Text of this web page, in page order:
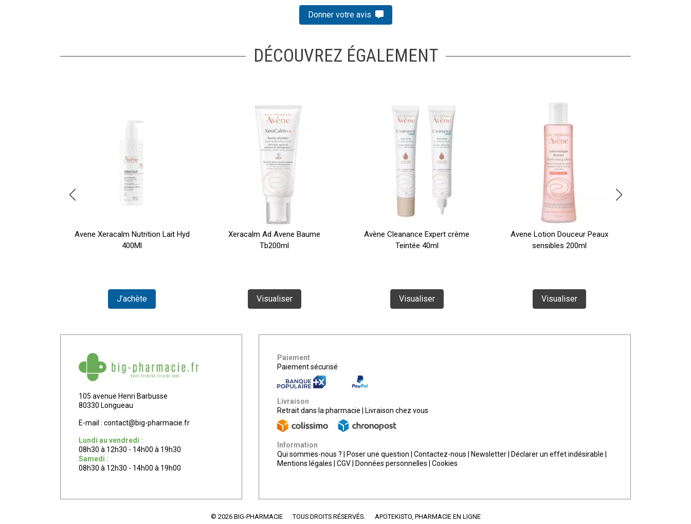
Donner votre avis
DÉCOUVREZ ÉGALEMENT
Avene Xeracalm Nutrition Lait Hyd
400Ml
J’achète
Xeracalm Ad Avene Baume
Tb200ml
Visualiser
Avène Cleanance Expert crème
Teintée 40ml
Visualiser
Avene Lotion Douceur Peaux
sensibles 200ml
Visualiser
105 avenue Henri Barbusse
80330 Longueau
E-mail : contact@big-pharmacie.fr
Lundi au vendredi :
08h30 à 12h30 - 14h00 à 19h30
Samedi :
08h30 à 12h30 - 14h00 à 19h00
Paiement
Paiement sécurisé
Livraison
Retrait dans la pharmacie
Livraison chez vous
Information
Qui sommes-nous ?
Poser une question Contactez-nous Newsletter Déclarer un effet indésirable
Mentions légales
CGV Données personnelles Cookies
© 2026 BIG-PHARMACIE TOUS DROITS RÉSERVÉS. APOTEKISTO, PHARMACIE EN LIGNE